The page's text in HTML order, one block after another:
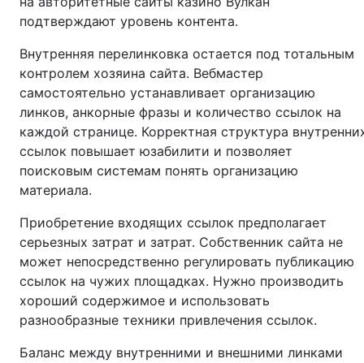
подтверждают уровень контента.
Внутренняя перелинковка остается под тотальным
контролем хозяина сайта. Вебмастер
самостоятельно устанавливает организацию
линков, анкорные фразы и количество ссылок на
каждой странице. Корректная структура
ссылок повышает юзабилити и позволяет
поисковым системам понять организацию
материала.
Приобретение входящих ссылок предполагает
серьезных затрат и затрат. Собственник сайта не
может непосредственно регулировать публикацию
ссылок на чужих площадках. Нужно производить
хороший содержимое и использовать
разнообразные техники привлечения ссылок.
Баланс между внутренними и внешними линками